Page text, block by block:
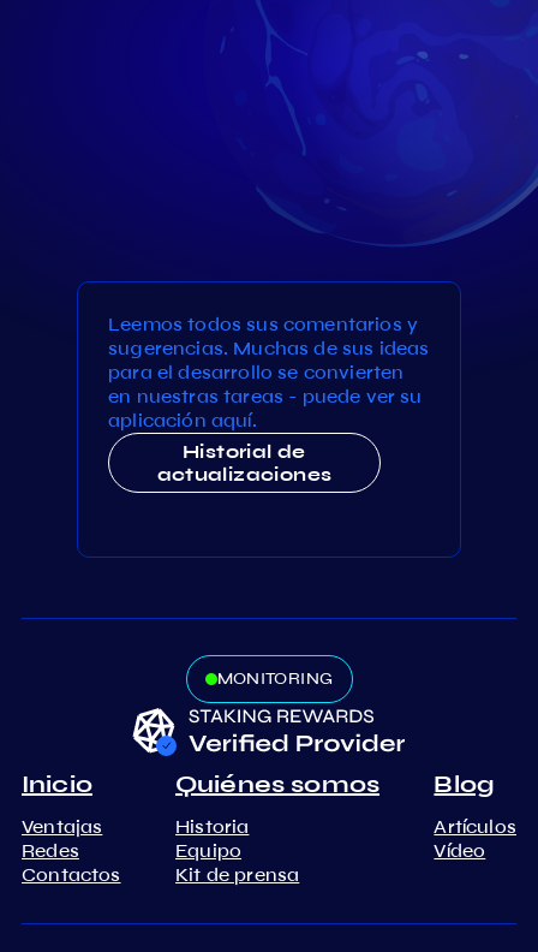
Leemos todos sus comentarios y
sugerencias. Muchas de sus ideas
para el desarrollo se convierten
en nuestras tareas - puede ver su
aplicación aquí.
Historial de
actualizaciones
MONITORING
Inicio
Ventajas
Redes
Contactos
Quiénes somos
Historia
Equipo
Kit de prensa
Blog
Artículos
Vídeo